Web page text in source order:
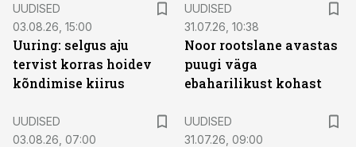
UUDISED
03.08.26, 15:00
Uuring: selgus aju
tervist korras hoidev
kõndimise kiirus
UUDISED
31.07.26, 10:38
Noor rootslane avastas
puugi väga
ebaharilikust kohast
UUDISED
03.08.26, 07:00
UUDISED
31.07.26, 09:00